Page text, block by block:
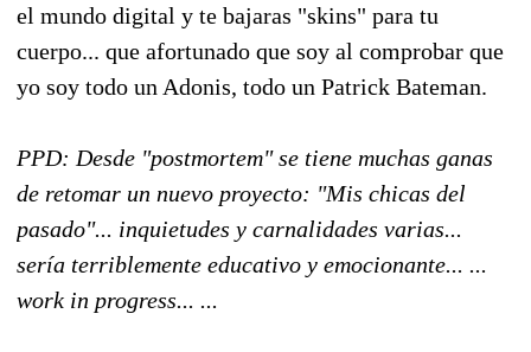
el mundo digital y te bajaras "skins" para tu
cuerpo... que afortunado que soy al comprobar que
yo soy todo un Adonis, todo un Patrick Bateman.
PPD: Desde "postmortem" se tiene muchas ganas
de retomar un nuevo proyecto: "Mis chicas del
pasado"... inquietudes y carnalidades varias...
sería terriblemente educativo y emocionante... ...
work in progress... ...